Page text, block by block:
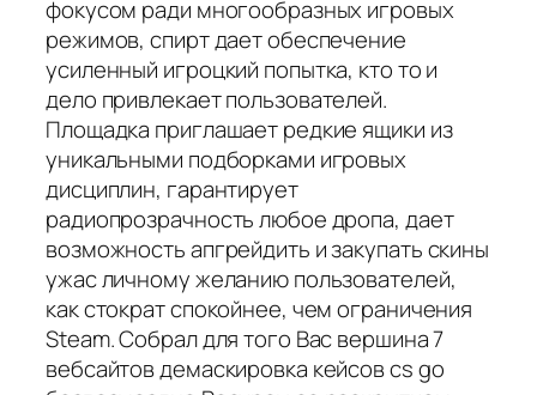
фокусом ради многообразных игровых
режимов, спирт дает обеспечение
усиленный игроцкий попытка, кто то и
дело привлекает пользователей.
Площадка приглашает редкие ящики из
уникальными подборками игровых
дисциплин, гарантирует
радиопрозрачность любое дропа, дает
возможность апгрейдить и закупать скины
ужас личному желанию пользователей,
как стократ спокойнее, чем ограничения
Steam. Собрал для того Вас вершина 7
вебсайтов демаскировка кейсов cs go